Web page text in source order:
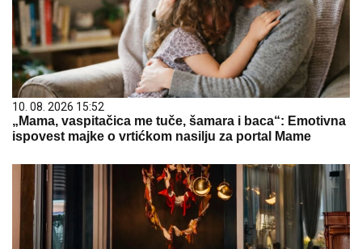
10. 08. 2026 15:52
„Mama, vaspitačica me tuče, šamara i baca“: Emotivna
ispovest majke o vrtićkom nasilju za portal Mame